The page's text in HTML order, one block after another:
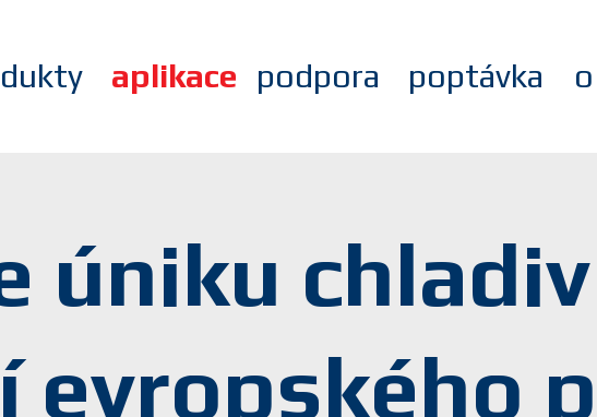
aplikace podpora poptávka
úniku
evropského